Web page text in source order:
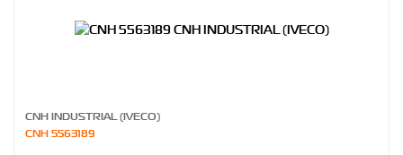
CNH INDUSTRIAL (IVECO)
CNH 5563189